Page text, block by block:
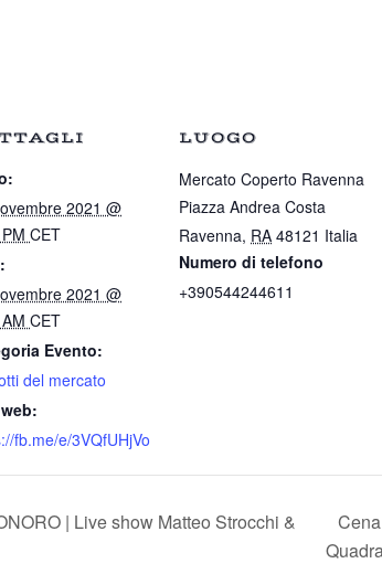
2021 @
CET
2021 @
CET
Evento:
del mercato
fb.me/e/3VQfUHjVo
LUOGO
Mercato Coperto Ravenna
Piazza Andrea Costa
Ravenna, RA 48121 Italia
Numero di telefono
+390544244611
| Live show Matteo Strocchi &